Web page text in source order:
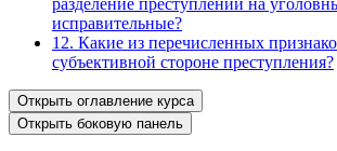
разделение преступлений на
исправительные?
12. Какие из перечисленных
субъективной стороне преступления?
Открыть оглавление курса
Открыть боковую панель